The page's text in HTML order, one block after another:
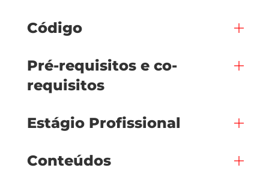
Código
Pré-requisitos e co-
requisitos
Estágio Profissional
Conteúdos